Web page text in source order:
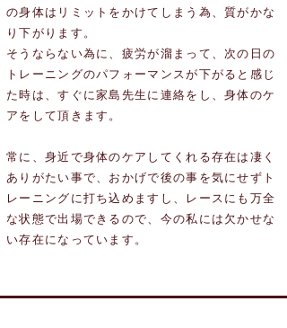
の身体はリミットをかけてしまう為、質がかな
り下がります。
そうならない為に、疲労が溜まって、次の日の
トレーニングのパフォーマンスが下がると感じ
た時は、すぐに家島先生に連絡をし、身体のケ
アをして頂きます。
常に、身近で身体のケアしてくれる存在は凄く
ありがたい事で、おかげで後の事を気にせずト
レーニングに打ち込めますし、レースにも万全
な状態で出場できるので、今の私には欠かせな
い存在になっています。